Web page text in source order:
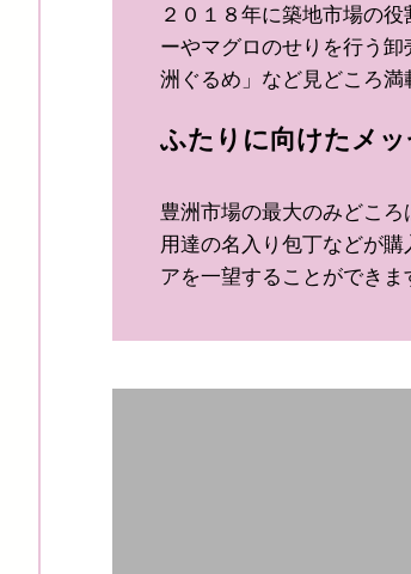
２０１８年に築地市場の
ーやマグロのせりを行う
洲ぐるめ」など見どころ満
ふたりに向けたメ
豊洲市場の最大のみどこ
用達の名入り包丁などが
アを一望することができ